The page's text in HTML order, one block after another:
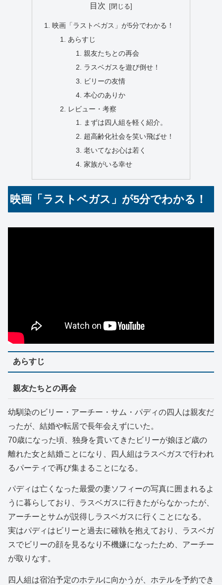
目次
映画「ラストベガス」が5分でわかる！
あらすじ
親友たちとの再会
ラスベガスを遊び倒せ！
ビリーの友情
本心のありか
レビュー・考察
まずは四人組を軽く紹介。
超高齢化社会を笑い飛ばせ！
老いてなお心は若く
家族がいる幸せ
映画「ラストベガス」が5分でわかる！
あらすじ
親友たちとの再会
幼馴染のビリー・アーチー・サム・パディの四人は親友だ
ったが、結婚や転居で長年会えずにいた。
70歳になった頃、独身を貫いてきたビリーが娘ほど歳の
離れた女と結婚ことになり、四人組はラスベガスで行われ
るパーティで再び集まることになる。
パディは亡くなった最愛の妻ソフィーの写真に囲まれるよ
うに暮らしており、ラスベガスに行きたがらなかったが、
アーチーとサムが説得しラスベガスに行くことになる。
実はパディはビリーと過去に確執を抱えており、ラスベガ
スでビリーの顔を見るなり不機嫌になったため、アーチー
が取りなす。
四人組は宿泊予定のホテルに向かうが、ホテルを予約でき